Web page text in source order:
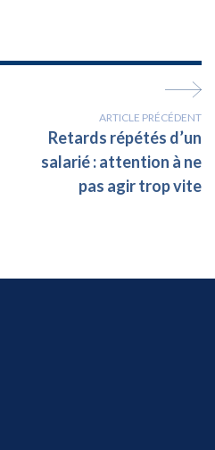
ARTICLE PRÉCÉDENT
Retards répétés d’un
salarié : attention à ne
pas agir trop vite